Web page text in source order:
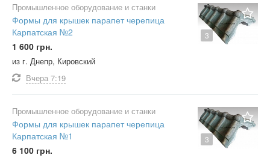
3
Промышленное оборудование и станки
Формы для крышек парапет черепица
Карпатская №2
1 600 грн.
из г. Днепр, Кировский
Вчера 7:19
3
Промышленное оборудование и станки
Формы для крышек парапет черепица
Карпатская №1
6 100 грн.